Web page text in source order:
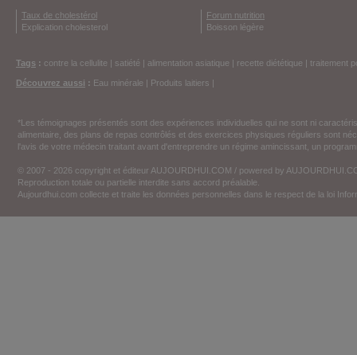
Taux de cholestérol
Explication cholesterol
Forum nutrition
Boisson légère
Tags : contre la cellulite | satiété | alimentation asiatique | recette diététique | traitement
Découvrez aussi : Eau minérale | Produits laitiers |
*Les témoignages présentés sont des expériences individuelles qui ne sont ni
alimentaire, des plans de repas contrôlés et des exercices physiques réguliers sont
l'avis de votre médecin traitant avant d'entreprendre un régime amincissant, un
© 2007 - 2026 copyright et éditeur AUJOURDHUI.COM / powered by
Reproduction totale ou partielle interdite sans accord préalable.
Aujourdhui.com collecte et traite les données personnelles dans le respect de la loi